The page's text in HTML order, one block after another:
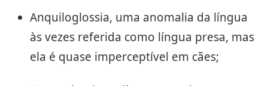
Anquiloglossia, uma anomalia da língua
às vezes referida como língua presa, mas
ela é quase imperceptível em cães;